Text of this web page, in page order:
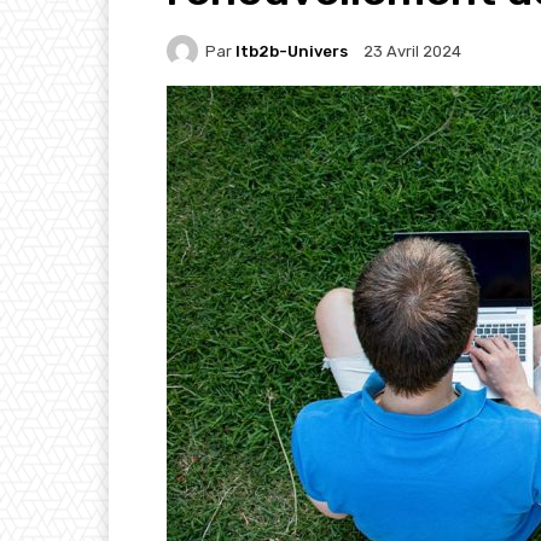
Par Itb2b-Univers 23 Avril 2024